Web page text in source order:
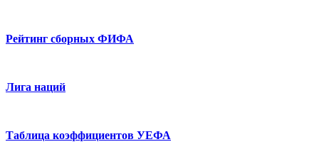
Рейтинг сборных ФИФА
Лига наций
Таблица коэффициентов УЕФА